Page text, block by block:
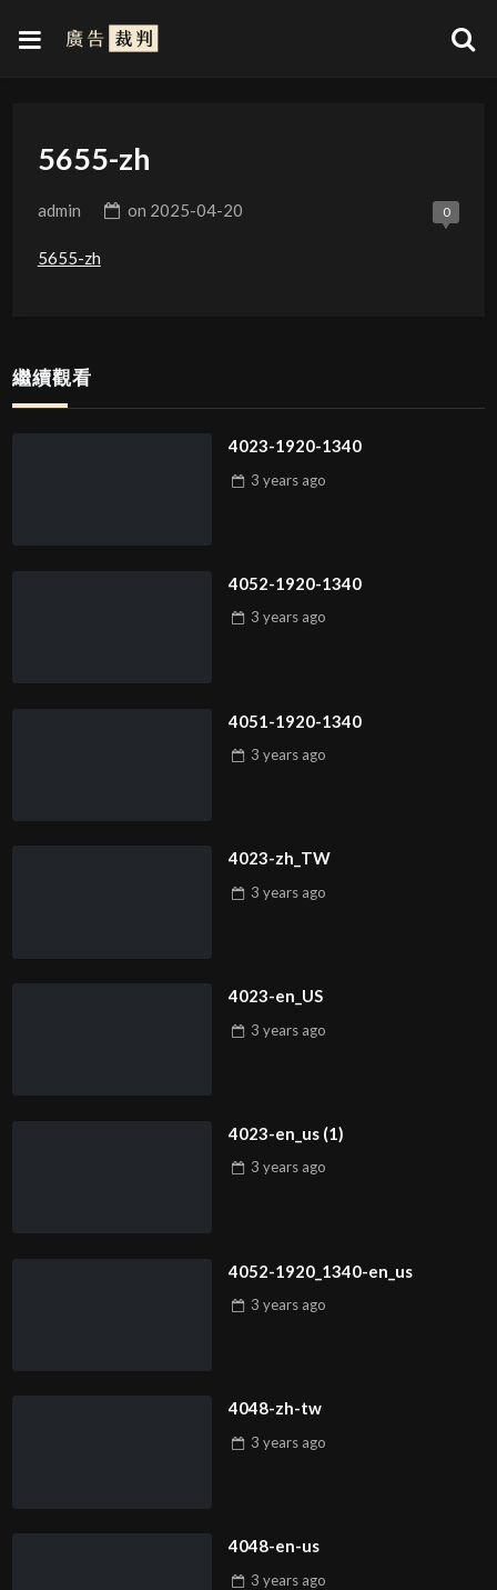
5655-zh
admin on 2025-04-20 0
5655-zh
繼續觀看
4023-1920-1340
3 years ago
4052-1920-1340
3 years ago
4051-1920-1340
3 years ago
4023-zh_TW
3 years ago
4023-en_US
3 years ago
4023-en_us (1)
3 years ago
4052-1920_1340-en_us
3 years ago
4048-zh-tw
3 years ago
4048-en-us
3 years ago